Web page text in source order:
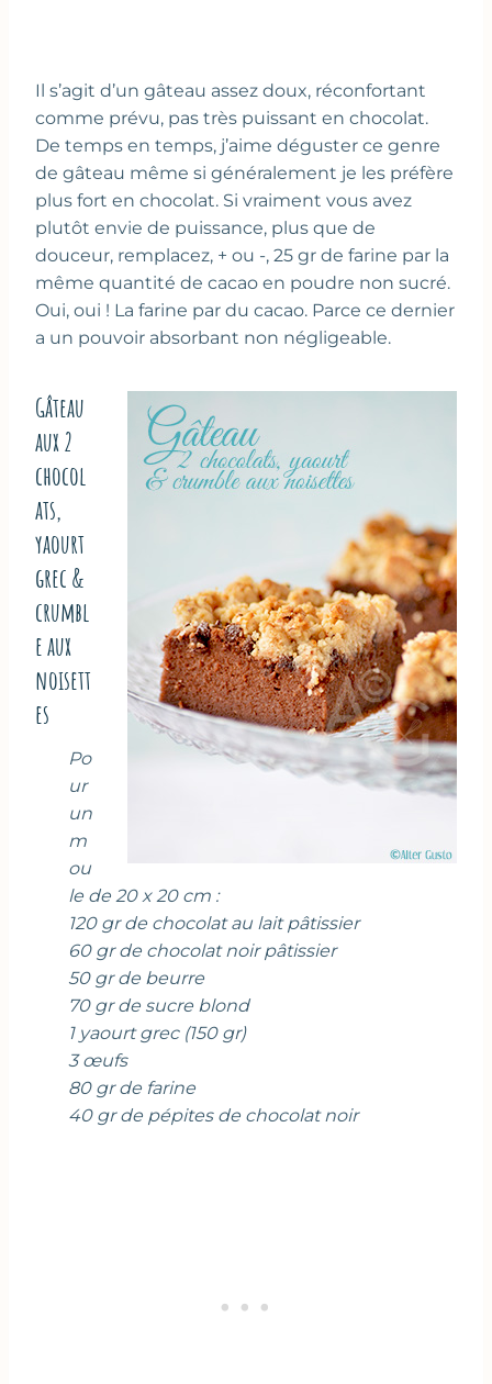
Il s’agit d’un gâteau assez doux, réconfortant
comme prévu, pas très puissant en chocolat.
De temps en temps, j’aime déguster ce genre
de gâteau même si généralement je les préfère
plus fort en chocolat. Si vraiment vous avez
plutôt envie de puissance, plus que de
douceur, remplacez, + ou -, 25 gr de farine par la
même quantité de cacao en poudre non sucré.
Oui, oui ! La farine par du cacao. Parce ce dernier
a un pouvoir absorbant non négligeable.
Gâteau
aux 2
chocol
ats,
yaourt
grec &
crumbl
e aux
noisett
es
Po
ur
un
m
ou
le de 20 x 20 cm :
120 gr de chocolat au lait pâtissier
60 gr de chocolat noir pâtissier
50 gr de beurre
70 gr de sucre blond
1 yaourt grec (150 gr)
3 œufs
80 gr de farine
40 gr de pépites de chocolat noir